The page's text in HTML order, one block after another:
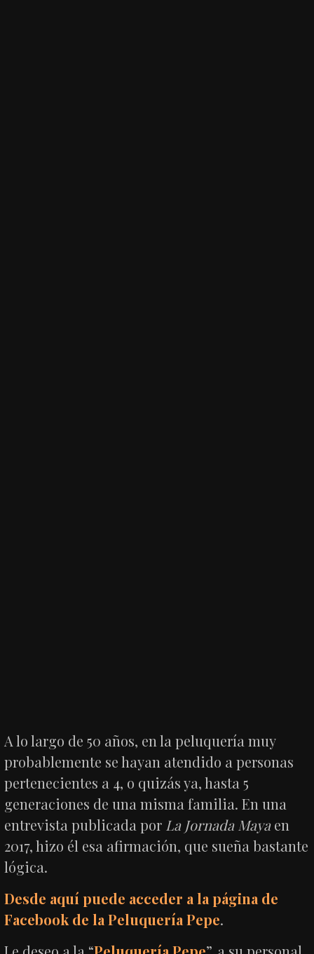
A lo largo de 50 años, en la peluquería muy
probablemente se hayan atendido a personas
pertenecientes a 4, o quizás ya, hasta 5
generaciones de una misma familia. En una
entrevista publicada por La Jornada Mayaen
2017, hizo él esa afirmación, que sueña bastante
lógica.
Desde aquí puede acceder a la página de
Facebook de la Peluquería Pepe.